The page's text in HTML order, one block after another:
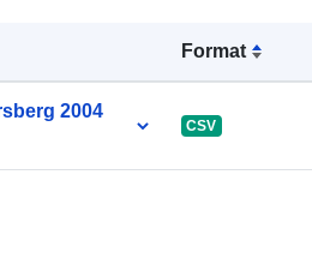
Format
2004
CSV